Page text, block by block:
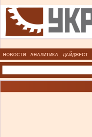
НОВОСТИ АНАЛИТИКА ДАЙДЖЕСТ